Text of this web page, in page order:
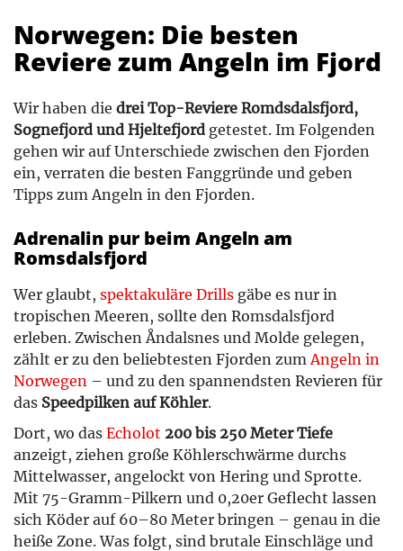
Norwegen: Die besten
Reviere zum Angeln im Fjord
Wir haben die drei Top-Reviere Romdsdalsfjord,
Sognefjord und Hjeltefjord getestet. Im Folgenden
gehen wir auf Unterschiede zwischen den Fjorden
ein, verraten die besten Fanggründe und geben
Tipps zum Angeln in den Fjorden.
Adrenalin pur beim Angeln am
Romsdalsfjord
Wer glaubt, spektakuläre Drills gäbe es nur in
tropischen Meeren, sollte den Romsdalsfjord
erleben. Zwischen Åndalsnes und Molde gelegen,
zählt er zu den beliebtesten Fjorden zum Angeln in
Norwegen – und zu den spannendsten Revieren für
das Speedpilken auf Köhler.
Dort, wo das Echolot 200 bis 250 Meter Tiefe
anzeigt, ziehen große Köhlerschwärme durchs
Mittelwasser, angelockt von Hering und Sprotte.
Mit 75-Gramm-Pilkern und 0,20er Geflecht lassen
sich Köder auf 60–80 Meter bringen – genau in die
heiße Zone. Was folgt, sind brutale Einschläge und